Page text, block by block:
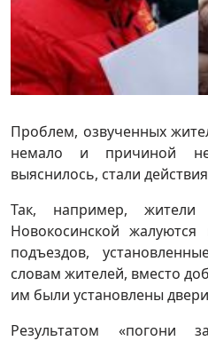
Проблем, озвученных
немало и причиной
выяснилось, стали
Так, например,
Новокосинской
подъездов,
словам жителей, вместо
им были установлены
Результатом